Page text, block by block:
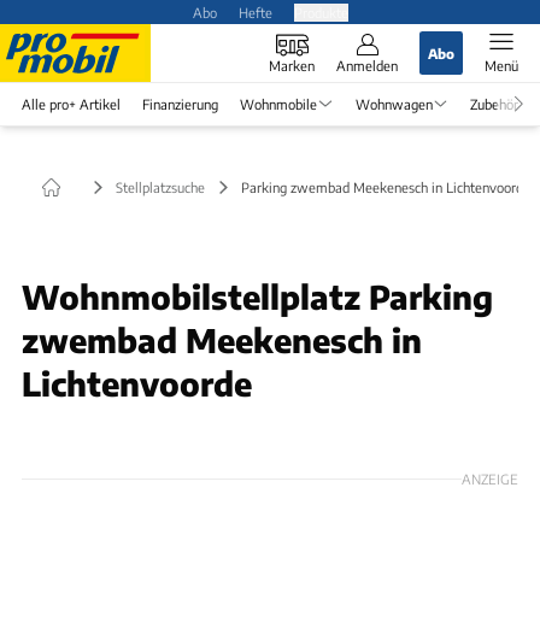
Abo Hefte
Marken Anmelden
Abo
Menü
Alle pro+ Artikel Finanzierung Wohnmobile Wohnwagen Zubehör
Stellplatzsuche Parking zwembad Meekenesch in Lichtenvoorde
Wohnmobilstellplatz Parking
zwembad Meekenesch in
Lichtenvoorde
ANZEIGE